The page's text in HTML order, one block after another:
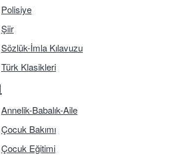
Polisiye
Şiir
Sözlük-İmla Kılavuzu
Türk Klasikleri
Annelik-Babalık-Aile
Çocuk Bakımı
Çocuk Eğitimi